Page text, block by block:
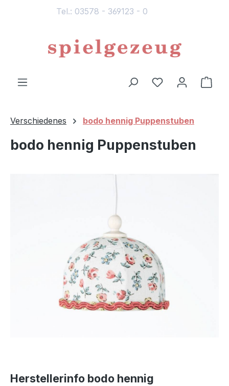
Tel.: 03578 - 369123 - 0
Du hast 0
Verschiedenes bodo hennig Puppenstuben
bodo hennig Puppenstuben
Herstellerinfo bodo hennig